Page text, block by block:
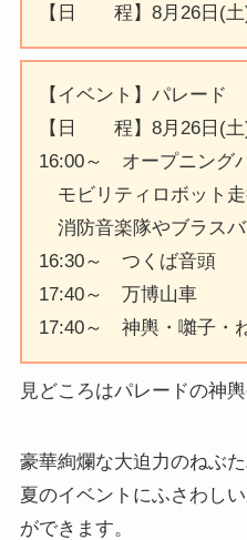
【日 程】8月26日(土
【イベント】パレード
【日 程】8月26日(土
16:00～ オープニング
モビリティロボット
消防音楽隊やブラス
16:30～ つくば音頭
17:40～ 万博山車
17:40～ 神輿・囃子・
見どころはパレードの神輿
豪華絢爛な大迫力のねぶ
夏のイベントにふさわし
ができます。